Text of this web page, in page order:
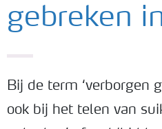
gebreken
Bij de term ‘verborgen
ook bij het telen van